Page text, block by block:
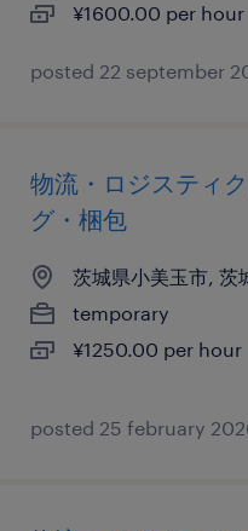
¥1600.00 per hour
posted 22 september
物流・ロジスティ
グ・梱包
茨城県小美玉市, 茨
temporary
¥1250.00 per hour
posted 25 february